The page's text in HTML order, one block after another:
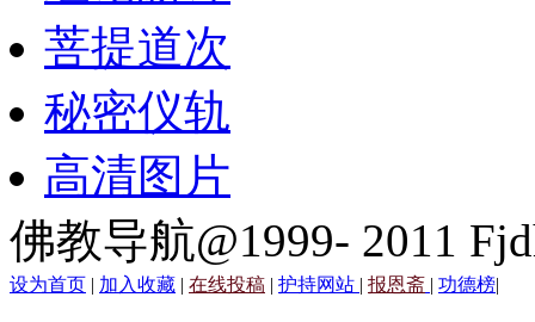
菩提道次
秘密仪轨
高清图片
佛教导航@1999- 2011
设为首页 | 加入收藏 | 在线投稿 | 护持网站 | 报恩斋 | 功德榜|